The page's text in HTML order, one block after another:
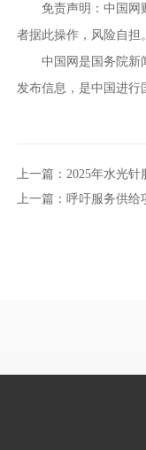
免责声明：中国网财
者据此操作，风险自担。
中国网是国务院新闻
发布信息，是中国进行
上一篇：2025年水光
上一篇：呼吁服务供给